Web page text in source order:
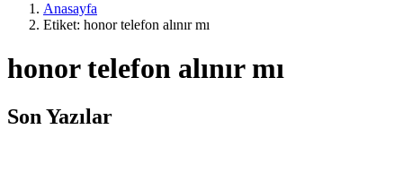
Anasayfa
Etiket: honor telefon alınır mı
honor telefon alınır mı
Son Yazılar